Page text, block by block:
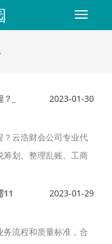
Toggle
_
2023-01-30
云浩财会公司专业代
划、整理乱账、工商
11
2023-01-29
流程和质量标准，合